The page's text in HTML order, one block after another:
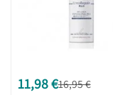
11,98 €16,95 €